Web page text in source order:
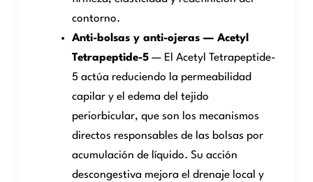
contorno.
Anti-bolsas y anti-ojeras — Acetyl
Tetrapeptide-5— El Acetyl Tetrapeptide-
5 actúa reduciendo la permeabilidad
capilar y el edema del tejido
periorbicular, que son los mecanismos
directos responsables de las bolsas por
acumulación de líquido. Su acción
descongestiva mejora el drenaje local y